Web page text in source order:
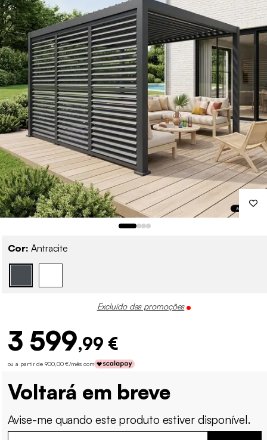
Cor: Antracite
Excluído das promoções
3 599,99 €
ou a partir de 900,00 €/mês com
Voltará em breve
Avise-me quando este produto estiver disponível.